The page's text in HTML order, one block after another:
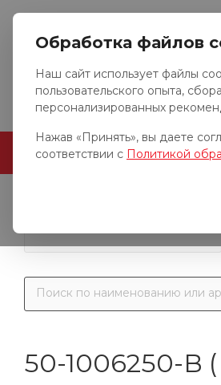
ГЛАВНАЯ
50-1006250-В
Обработка файлов
Наш сайт использует файлы
пользовательского опыта,
персонализированных
Нажав «Принять», вы даете
соответствии с Политикой